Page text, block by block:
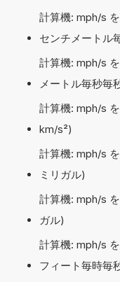
計算機: mph/s
センチメートル
計算機: mph/s
メートル毎秒毎
計算機: mph/s
km/s²)
計算機: mph/s
ミリガル)
計算機: mph/s
ガル)
計算機: mph/s
フィート毎時毎